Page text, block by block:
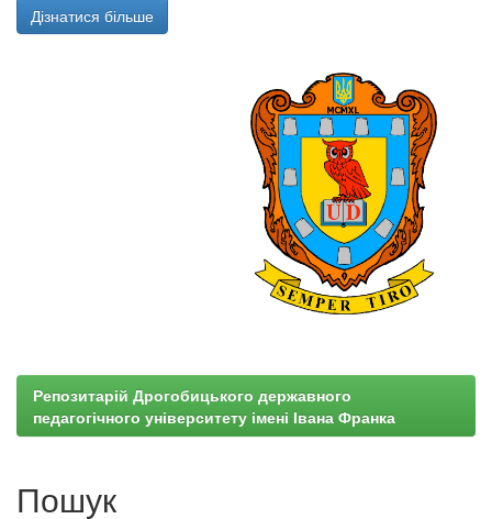
Дізнатися більше
Репозитарій Дрогобицького державного
педагогічного університету імені Івана Франка
Пошук